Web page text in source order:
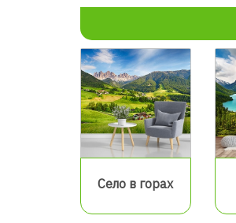
Село в горах